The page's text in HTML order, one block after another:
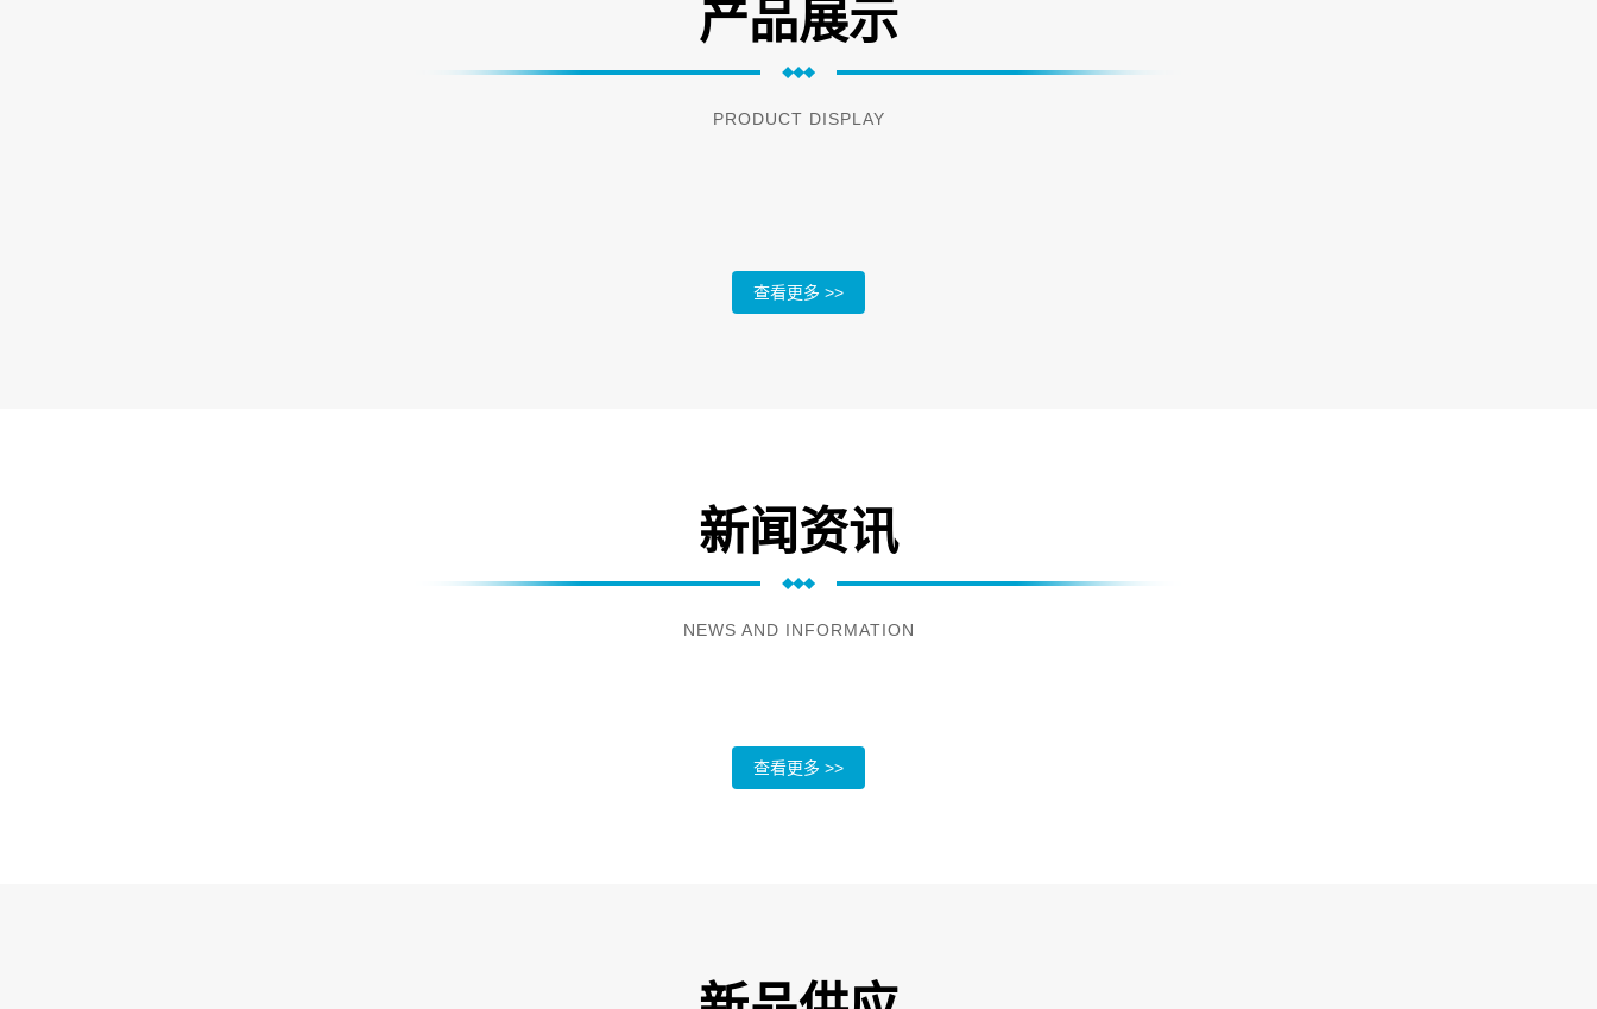
产品展示
PRODUCT DISPLAY
查看更多 >>
新闻资讯
NEWS AND INFORMATION
查看更多 >>